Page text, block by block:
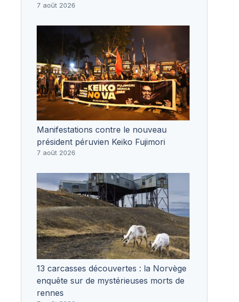
7 août 2026
Manifestations contre le nouveau
président péruvien Keiko Fujimori
7 août 2026
13 carcasses découvertes : la Norvège
enquête sur de mystérieuses morts de
rennes